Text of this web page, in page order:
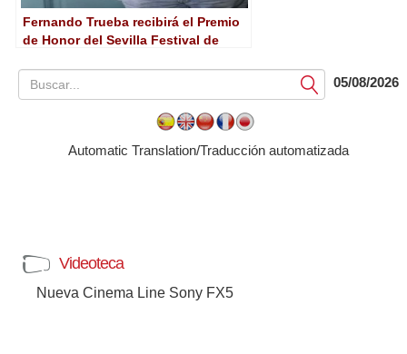
Fernando Trueba recibirá el Premio
de Honor del Sevilla Festival de
Submit05/08/2026
Automatic Translation/Traducción automatizada
Videoteca
Nueva Cinema Line Sony FX5